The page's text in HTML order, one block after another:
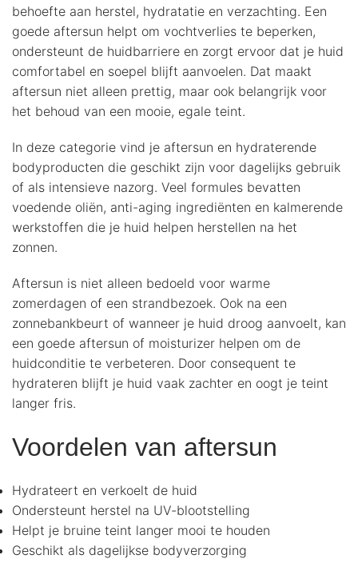
behoefte aan herstel, hydratatie en verzachting. Een
goede aftersun helpt om vochtverlies te beperken,
ondersteunt de huidbarriere en zorgt ervoor dat je huid
comfortabel en soepel blijft aanvoelen. Dat maakt
aftersun niet alleen prettig, maar ook belangrijk voor
het behoud van een mooie, egale teint.
In deze categorie vind je aftersun en hydraterende
bodyproducten die geschikt zijn voor dagelijks gebruik
of als intensieve nazorg. Veel formules bevatten
voedende oliën, anti-aging ingrediënten en kalmerende
werkstoffen die je huid helpen herstellen na het
zonnen.
Aftersun is niet alleen bedoeld voor warme
zomerdagen of een strandbezoek. Ook na een
zonnebankbeurt of wanneer je huid droog aanvoelt, kan
een goede aftersun of moisturizer helpen om de
huidconditie te verbeteren. Door consequent te
hydrateren blijft je huid vaak zachter en oogt je teint
langer fris.
Voordelen van aftersun
Hydrateert en verkoelt de huid
Ondersteunt herstel na UV-blootstelling
Helpt je bruine teint langer mooi te houden
Geschikt als dagelijkse bodyverzorging